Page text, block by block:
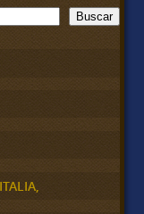
Buscar